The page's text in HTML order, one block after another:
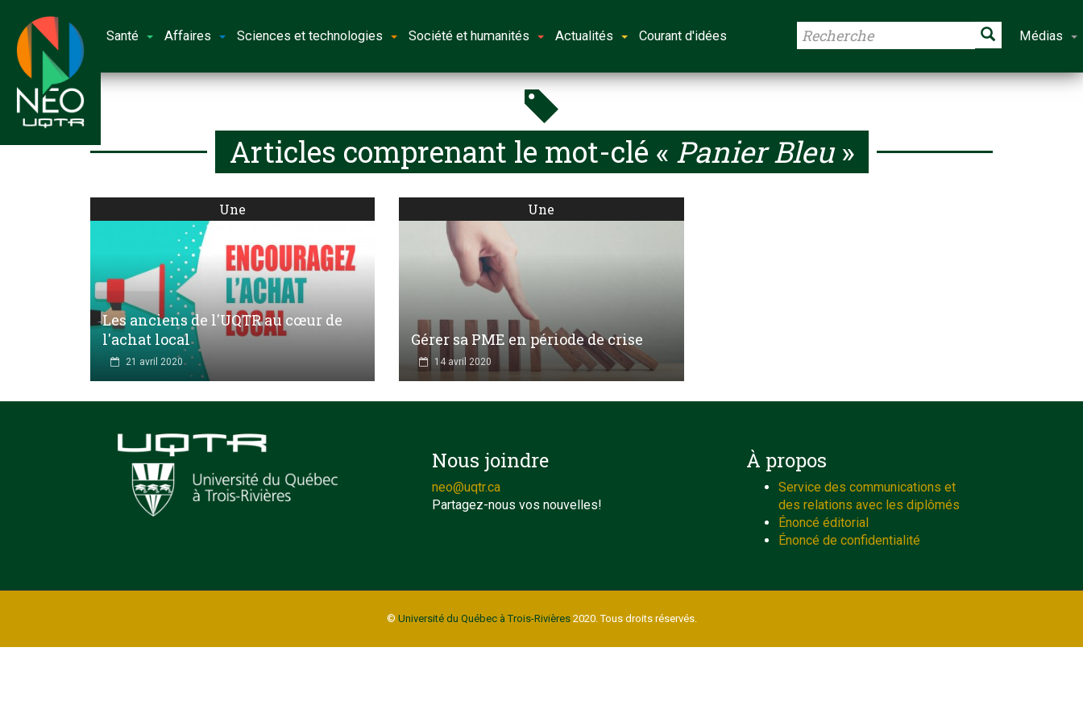
Santé Affaires Sciences et technologies Société et humanités Actualités Courant d'idées Médias
Articles comprenant le mot-clé « Panier Bleu»
Une
Les anciens de l'UQTR au cœur de
l'achat local
21 avril 2020
Une
Gérer sa PME en période de crise
14 avril 2020
Nous joindre
neo@uqtr.ca
Partagez-nous vos nouvelles!
À propos
Service des communications et
des relations avec les diplômés
Énoncé éditorial
Énoncé de confidentialité
© Université du Québec à Trois-Rivières2020. Tous droits réservés.